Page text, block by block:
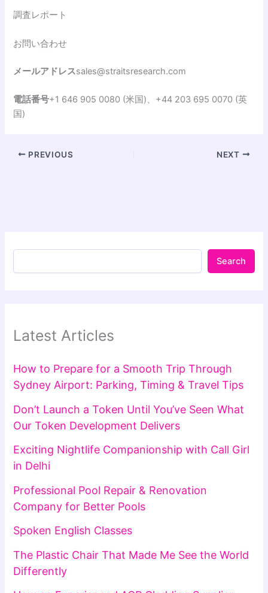
調査レポート
お問い合わせ
メールアドレスsales@straitsresearch.com
電話番号+1 646 905 0080 (米国)、+44 203 695 0070 (英
国)
PREVIOUS NEXT
Search
Latest Articles
How to Prepare for a Smooth Trip Through
Sydney Airport: Parking, Timing & Travel Tips
Don’t Launch a Token Until You’ve Seen What
Our Token Development Delivers
Exciting Nightlife Companionship with Call Girl
in Delhi
Professional Pool Repair & Renovation
Company for Better Pools
Spoken English Classes
The Plastic Chair That Made Me See the World
Differently